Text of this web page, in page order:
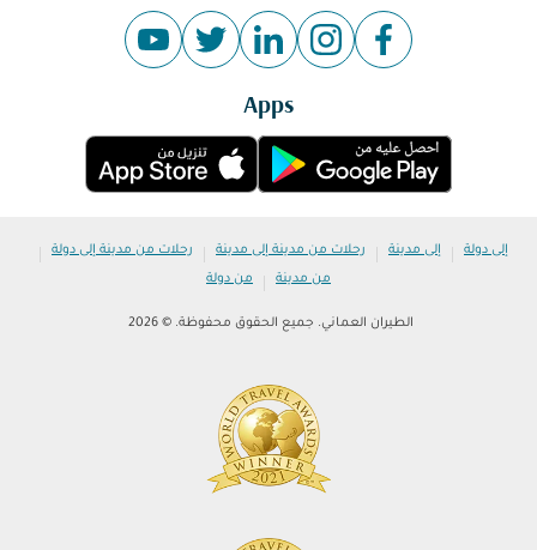
Apps
إلى دولة | إلى مدينة | رحلات من مدينة إلى مدينة | رحلات من مدينة إلى دولة |
من مدينة | من دولة
الطيران العماني. جميع الحقوق محفوظة. © 2026